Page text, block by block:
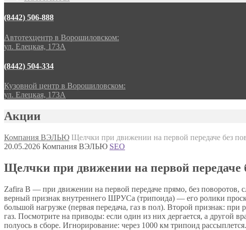
(8442) 506-888
Автотехцентр в Ворошиловском:
ул. Елецкая, 173А
(8442) 504-334
Кузовной центр в Ворошиловском:
ул. Елецкая, 173А
Акции
Компания ВЭЛЬЮ Щелчки при движении на первой передаче без
20.05.2026 Компания ВЭЛЬЮ SEO
Щелчки при движении на первой
Zafira B — при движении на первой передаче прямо, без
верный признак внутреннего ШРУСа (трипоида) — его ролики
большой нагрузке (первая передача, газ в пол). Второй признак: при
газ. Посмотрите на приводы: если один из них дергается, а
полуось в сборе. Игнорирование: через 1000 км трипоид рассыплется.